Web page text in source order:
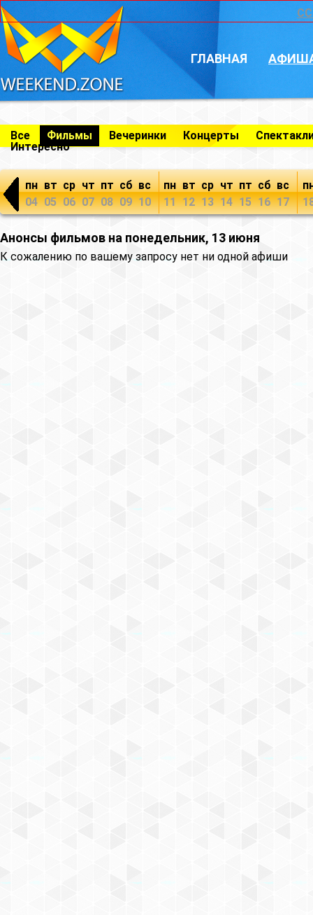
ГЛАВНАЯ
Все Фильмы Вечеринки Концерты
Интересно
пн
04
вт
05
ср
06
чт
07
пт
08
сб
09
вс
10
пн
11
вт
12
ср
13
чт
14
пт
15
сб
16
вс
17
Анонсы фильмов на понедельник, 13 июня
К сожалению по вашему запросу нет ни одной афиши